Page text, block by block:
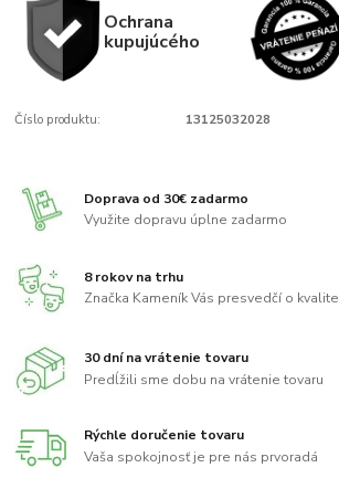
Ochrana
kupujúcého
Číslo produktu: 13125032028
Doprava od 30€ zadarmo
Využite dopravu úplne zadarmo
8 rokov na trhu
Značka Kameník Vás presvedčí o kvalite
30 dní na vrátenie tovaru
Predĺžili sme dobu na vrátenie tovaru
Rýchle doručenie tovaru
Vaša spokojnosť je pre nás prvoradá